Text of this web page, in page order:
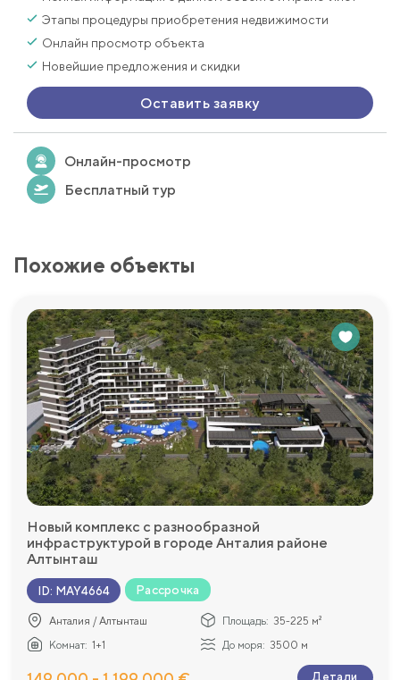
Этапы процедуры приобретения недвижимости
Онлайн просмотр объекта
Новейшие предложения и скидки
Оставить заявку
Онлайн-просмотр
Бесплатный тур
Похожие объекты
Новый комплекс с разнообразной
инфраструктурой в городе Анталия районе
Алтынташ
ID: MAY4664 Рассрочка
Анталия / Алтынташ Площадь: 35-225 м²
Комнат: 1+1 До моря: 3500 м
Детали